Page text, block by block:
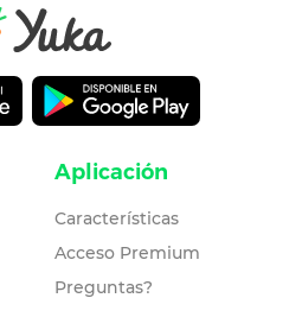
Aplicación
Características
Acceso Premium
Preguntas?